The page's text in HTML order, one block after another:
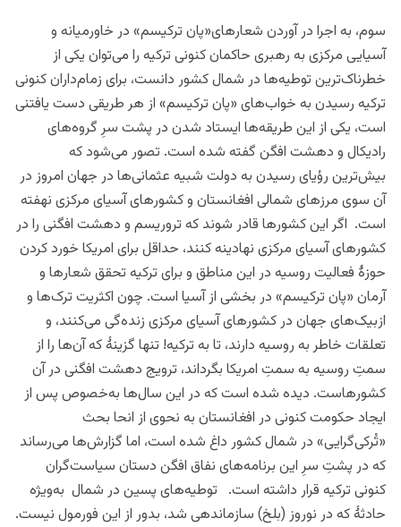
سوم، به اجرا در آوردن شعارهای«پان ترکیسم» در خاورمیانه و
آسیایی مرکزی به رهبری حاکمان کنونی ترکیه را می‌توان یکی از
خطرناک‌ترین توطیه‌ها در شمال کشور دانست، برای زمام‎‌داران کنونی
ترکیه رسیدن به خواب‌های «پان ترکیسم» از هر طریقی دست یافتنی
است، یکی از این طریقه‌ها ایستاد شدن در پشت سرِ گروه‌های
رادیکال و دهشت افگن گفته شده است. تصور می‌شود که
بیش‌ترین رؤیای رسیدن به دولت شبیه عثمانی‌ها در جهان امروز در
آن سوی مرزهای شمالی افغانستان و کشورهای آسیای مرکزی نهفته
است. اگر این کشورها قادر شوند که تروریسم و دهشت افگنی را در
کشورهای آسیای مرکزی نهادینه کنند، حداقل برای امریکا خورد کردن
حوزۀ فعالیت روسیه در این مناطق و برای ترکیه تحقق شعارها و
آرمان «پان ترکیسم» در بخشی از آسیا است. چون اکثریت ترک‌ها و
ازبیک‌های جهان در کشورهای آسیای مرکزی زنده‌گی می‌کنند، و
تعلقات خاطر به روسیه دارند، تا به ترکیه! تنها گزینۀ که آن‌ها را از
سمتِ روسیه به سمتِ امریکا بگرداند، ترویج دهشت افگنی در آن
کشورهاست. دیده شده است که در این سال‌ها به‌خصوص پس از
ایجاد حکومت کنونی در افغانستان به نحوی از انحا بحث
«تُرکی‌گرایی» در شمال کشور داغ شده است، اما گزارش‌ها می‌رساند
که در پشتِ سرِ این برنامه‌های نفاق افگن دستان سیاست‌گران
کنونی ترکیه قرار داشته است. توطیه‌های پسین در شمال به‌ویژه
حادثۀ که در نوروز (بلخ) سازماندهی شد، بدور از این فورمول نیست.